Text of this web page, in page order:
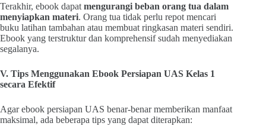
Terakhir, ebook dapat mengurangi beban orang tua dalam
menyiapkan materi. Orang tua tidak perlu repot mencari
buku latihan tambahan atau membuat ringkasan materi sendiri.
Ebook yang terstruktur dan komprehensif sudah menyediakan
segalanya.
V. Tips Menggunakan Ebook Persiapan UAS Kelas 1
secara Efektif
Agar ebook persiapan UAS benar-benar memberikan manfaat
maksimal, ada beberapa tips yang dapat diterapkan: